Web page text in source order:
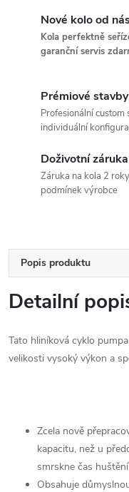
Nové kolo od
Kola perfektně
garanční servis
Prémiové
Profesionální
individuální
Doživotní
Záruka na kola 2
podmínek výrobce
Popis produktu
Detailní
Tato hliníková cyklo
velikosti vysoký výkon a
Zcela nově
kapacitu, než u
smrskne čas
Obsahuje